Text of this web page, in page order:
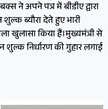
ने अपने पत्र में बीडीए द्वारा
ब्यौरा देते हुए भारी
खुलासा किया हैं।मुख्यमंत्री से
निर्धारण की गुहार लगाई